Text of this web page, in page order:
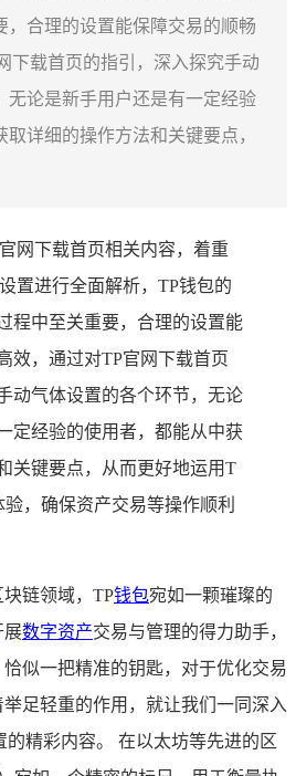
，合理的设置能保障交易的顺畅
下载首页的指引，深入探究手动
无论是新手用户还是有一定经验
详细的操作方法和关键要点，
网下载首页相关内容，着重
置进行全面解析，TP钱包的
程中至关重要，合理的设置能
效，通过对TP官网下载首页
动气体设置的各个环节，无论
定经验的使用者，都能从中获
关键要点，从而更好地运用T
，确保资产交易等操作顺利
链领域，TP钱包宛如一颗璀璨的
展数字资产交易与管理的得力助手，
似一把精准的钥匙，对于优化交易
足轻重的作用，就让我们一同深入
的精彩内容。 在以太坊等先进的区